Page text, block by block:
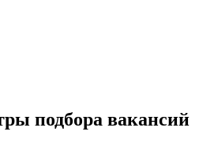
подбора вакансий